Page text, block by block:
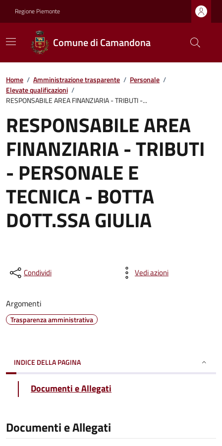
Regione Piemonte
Comune di Camandona
Home / Amministrazione trasparente / Personale /
Elevate qualificazioni /
RESPONSABILE AREA FINANZIARIA - TRIBUTI -...
RESPONSABILE AREA
FINANZIARIA - TRIBUTI
- PERSONALE E
TECNICA - BOTTA
DOTT.SSA GIULIA
Condividi Vedi azioni
Argomenti
Trasparenza amministrativa
INDICE DELLA PAGINA
Documenti e Allegati
Documenti e Allegati